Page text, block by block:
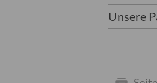
Unsere